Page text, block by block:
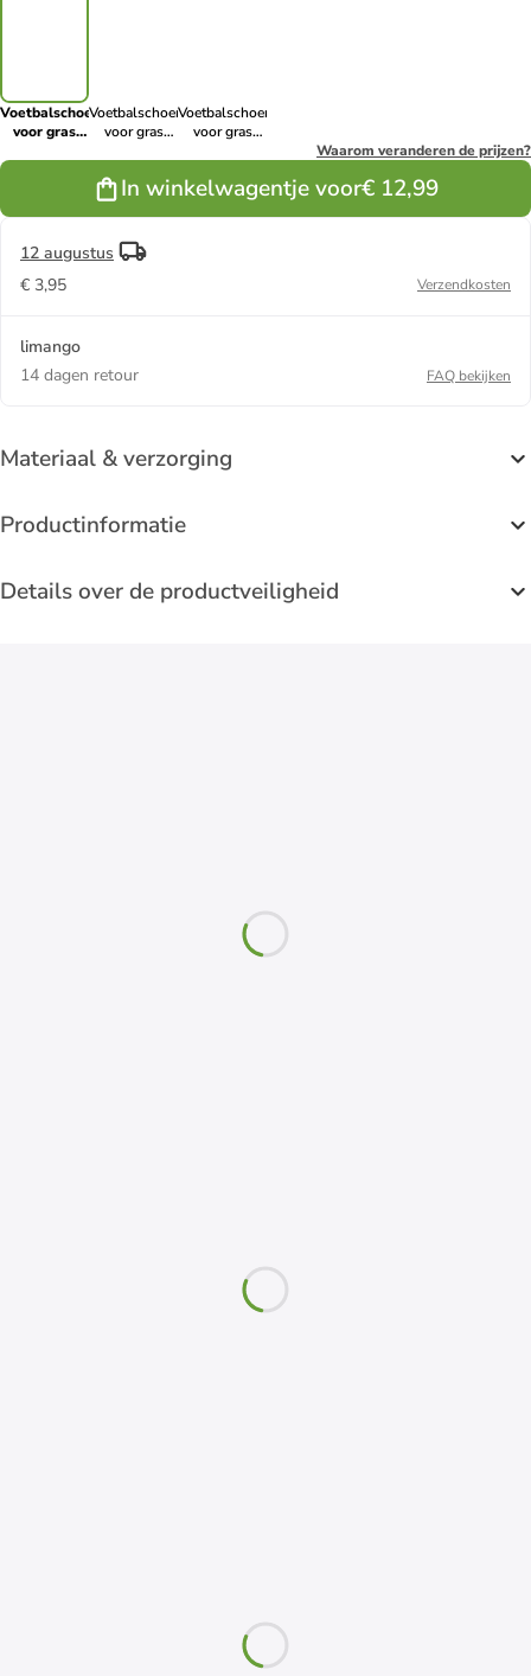
Voetbalschoenen
voor gras
Voetbalschoenen
voor gras
Voetbalschoenen
voor gras
Waarom veranderen de prijzen?
In winkelwagentje voor€ 12,99
12 augustus
€ 3,95
Verzendkosten
limango
14 dagen retour
FAQ bekijken
Materiaal & verzorging
Productinformatie
Details over de productveiligheid